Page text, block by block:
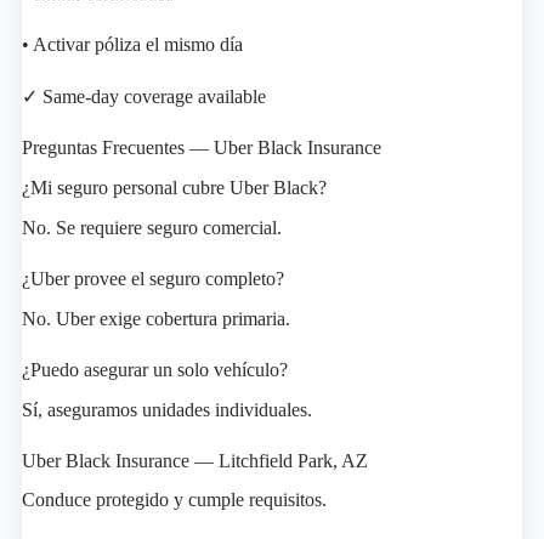
• Activar póliza el mismo día
✓ Same-day coverage available
Preguntas Frecuentes — Uber Black Insurance
¿Mi seguro personal cubre Uber Black?
No. Se requiere seguro comercial.
¿Uber provee el seguro completo?
No. Uber exige cobertura primaria.
¿Puedo asegurar un solo vehículo?
Sí, aseguramos unidades individuales.
Uber Black Insurance — Litchfield Park, AZ
Conduce protegido y cumple requisitos.